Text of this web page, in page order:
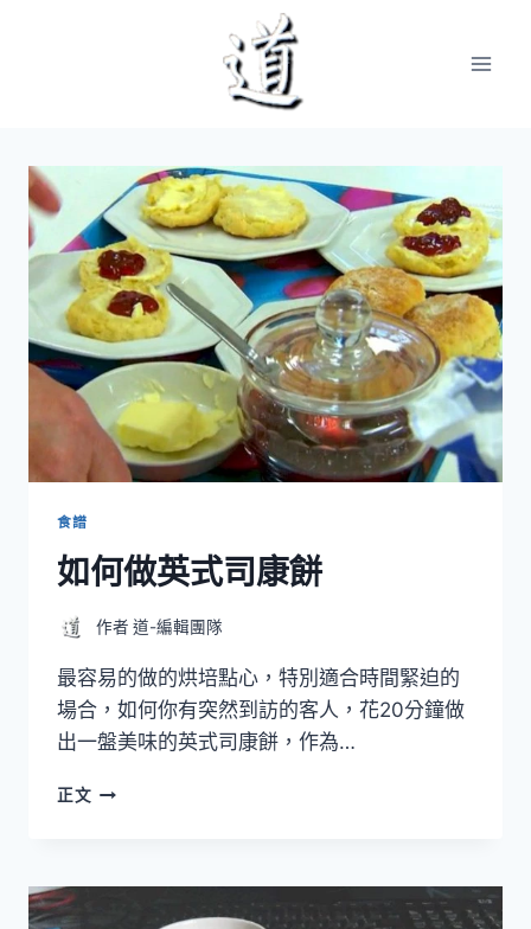
食譜
如何做英式司康餅
作者 道-編輯團隊
最容易的做的烘培點心，特別適合時間緊迫的
場合，如何你有突然到訪的客人，花20分鐘做
出一盤美味的英式司康餅，作為…
正文如
式